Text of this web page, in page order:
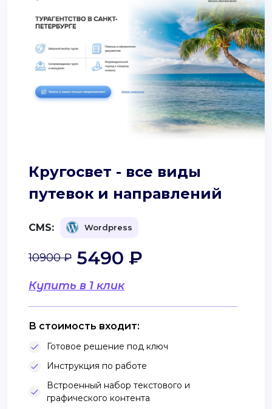
Кругосвет - все виды
путевок и направлений
CMS: Wordpress
Купить в 1 клик
10900 ₽ 5490 ₽
В стоимость входит:
Готовое решение под ключ
Инструкция по работе
Встроенный набор текстового и
графического контента